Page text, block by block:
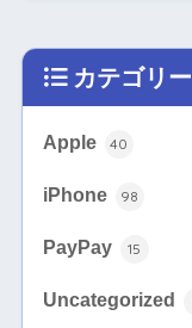
カテゴリー
Apple 40
iPhone 98
PayPay 15
Uncategorized